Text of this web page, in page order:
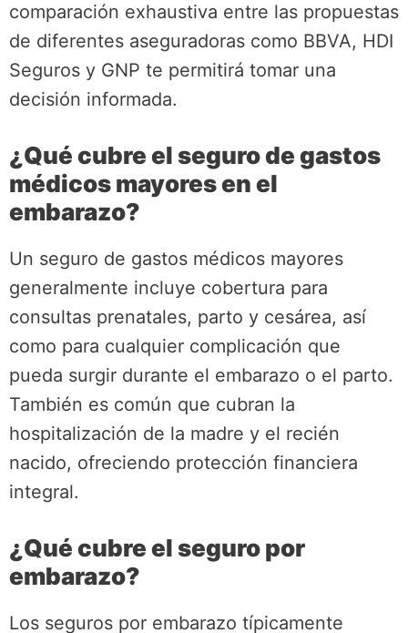
comparación exhaustiva entre las propuestas
de diferentes aseguradoras como BBVA, HDI
Seguros y GNP te permitirá tomar una
decisión informada.
¿Qué cubre el seguro de gastos
médicos mayores en el
embarazo?
Un seguro de gastos médicos mayores
generalmente incluye cobertura para
consultas prenatales, parto y cesárea, así
como para cualquier complicación que
pueda surgir durante el embarazo o el parto.
También es común que cubran la
hospitalización de la madre y el recién
nacido, ofreciendo protección financiera
integral.
¿Qué cubre el seguro por
embarazo?
Los seguros por embarazo típicamente